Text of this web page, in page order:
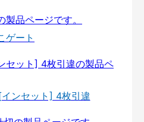
ゲート
ンセット] 4枚引違